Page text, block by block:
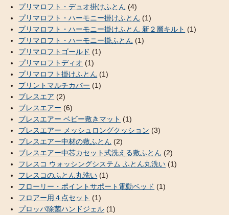
プリマロフト・デュオ掛けふとん (4)
プリマロフト・ハーモニー掛けふとん (1)
プリマロフト・ハーモニー掛けふとん 新２層キルト (1)
プリマロフト・ハーモニー掛ふとん (1)
プリマロフトゴールド (1)
プリマロフトディオ (1)
プリマロフト掛けふとん (1)
プリントマルチカバー (1)
ブレスエア (2)
ブレスエアー (6)
ブレスエアー ベビー敷きマット (1)
ブレスエアー メッシュロングクッション (3)
ブレスエアー中材の敷ふとん (2)
ブレスエアー中芯カセット式洗える敷ふとん (2)
フレスコ ウォッシングシステム ふとん丸洗い (1)
フレスコのふとん丸洗い (1)
フローリー・ポイントサポート電動ベッド (1)
フロアー用４点セット (1)
プロッパ除菌ハンドジェル (1)